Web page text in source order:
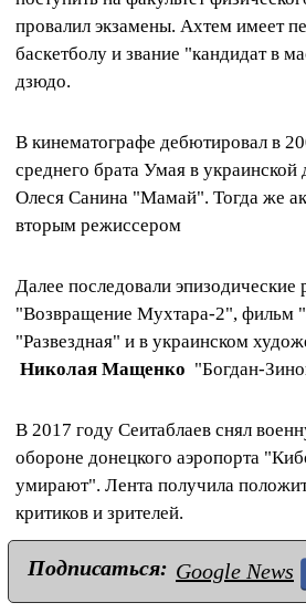
провалил экзамены. Ахтем имеет
баскетболу и звание "кандидат в
дзюдо.
В кинематографе дебютировал в
среднего брата Умая в украинской
Олеся Санина "Мамай". Тогда же
вторым режиссером
Далее последовали эпизодические
"Возвращение Мухтара-2", фильм
"Развездная" и в украинском
Николая Мащенко "Богдан-
В 2017 году Сеитаблаев снял
обороне донецкого аэропорта
умирают". Лента получила
критиков и зрителей.
Подписаться: Google News